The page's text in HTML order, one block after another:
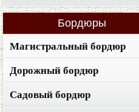
Бордюры
Магистральный бордюр
Дорожный бордюр
Садовый бордюр